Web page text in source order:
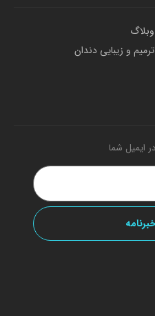
وبلاگ
ترمیم و زیبایی دندان
ایمیل شما